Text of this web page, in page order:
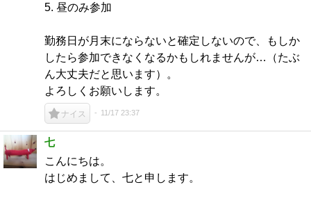
5. 昼のみ参加
勤務日が月末にならないと確定しないので、もしか
したら参加できなくなるかもしれませんが…（たぶ
ん大丈夫だと思います）。
よろしくお願いします。
ナイス 11/17 23:37
七
こんにちは。
はじめまして、七と申します。